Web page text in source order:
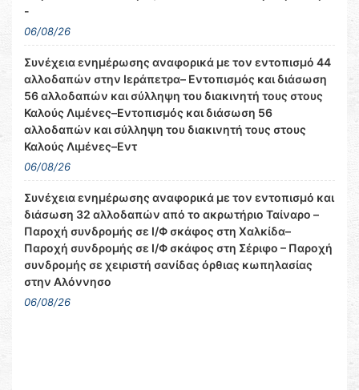
-
06/08/26
Συνέχεια ενημέρωσης αναφορικά με τον εντοπισμό 44
αλλοδαπών στην Ιεράπετρα– Εντοπισμός και διάσωση
56 αλλοδαπών και σύλληψη του διακινητή τους στους
Καλούς Λιμένες–Εντοπισμός και διάσωση 56
αλλοδαπών και σύλληψη του διακινητή τους στους
Καλούς Λιμένες–Εντ
06/08/26
Συνέχεια ενημέρωσης αναφορικά με τον εντοπισμό και
διάσωση 32 αλλοδαπών από το ακρωτήριο Ταίναρο –
Παροχή συνδρομής σε Ι/Φ σκάφος στη Χαλκίδα–
Παροχή συνδρομής σε Ι/Φ σκάφος στη Σέριφο – Παροχή
συνδρομής σε χειριστή σανίδας όρθιας κωπηλασίας
στην Αλόννησο
06/08/26